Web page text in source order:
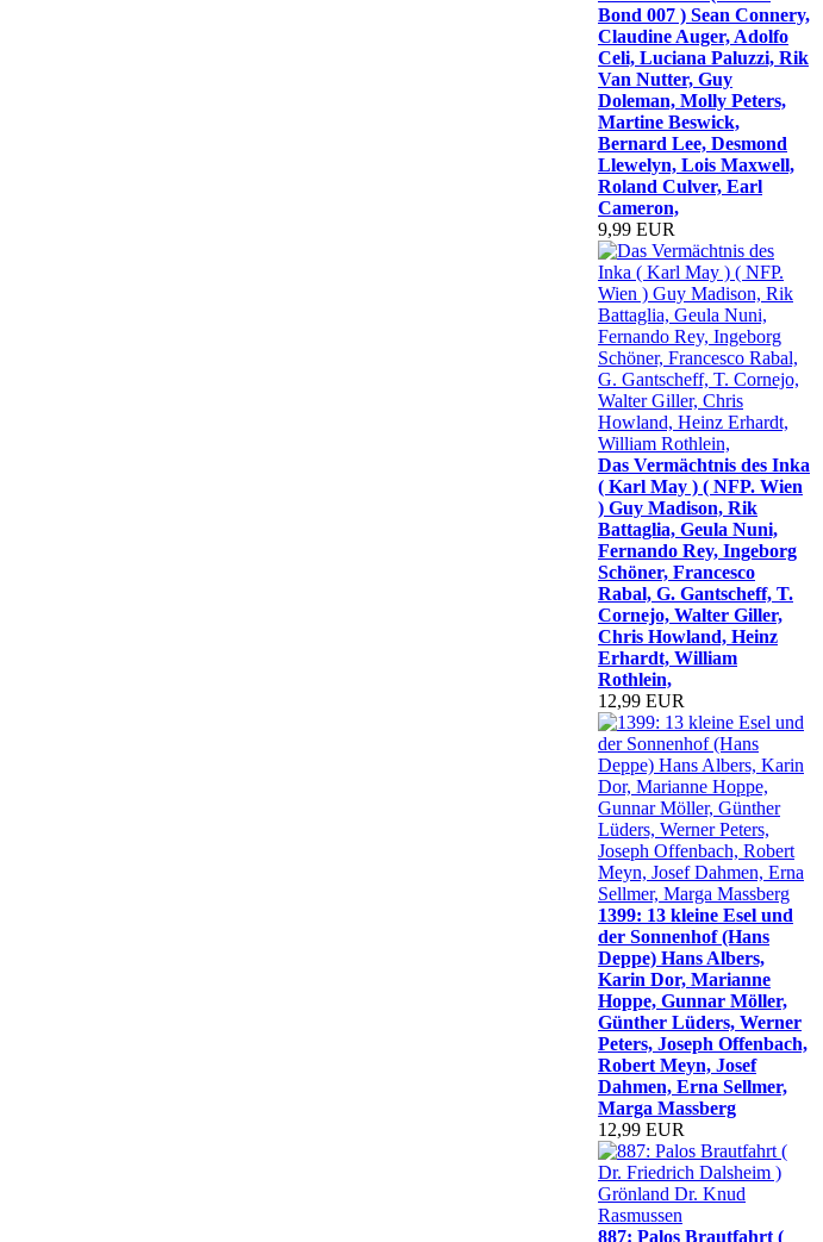
Bond 007 ) Sean Connery,
Claudine Auger, Adolfo
Celi, Luciana Paluzzi, Rik
Van Nutter, Guy
Doleman, Molly Peters,
Martine Beswick,
Bernard Lee, Desmond
Llewelyn, Lois Maxwell,
Roland Culver, Earl
Cameron,
9,99 EUR
Das Vermächtnis des Inka
( Karl May ) ( NFP. Wien
) Guy Madison, Rik
Battaglia, Geula Nuni,
Fernando Rey, Ingeborg
Schöner, Francesco
Rabal, G. Gantscheff, T.
Cornejo, Walter Giller,
Chris Howland, Heinz
Erhardt, William
Rothlein,
12,99 EUR
1399: 13 kleine Esel und
der Sonnenhof (Hans
Deppe) Hans Albers,
Karin Dor, Marianne
Hoppe, Gunnar Möller,
Günther Lüders, Werner
Peters, Joseph Offenbach,
Robert Meyn, Josef
Dahmen, Erna Sellmer,
Marga Massberg
12,99 EUR
887: Palos Brautfahrt (